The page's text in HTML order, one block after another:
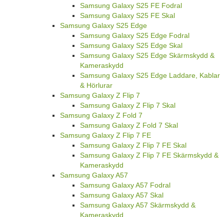
Samsung Galaxy S25 FE Fodral
Samsung Galaxy S25 FE Skal
Samsung Galaxy S25 Edge
Samsung Galaxy S25 Edge Fodral
Samsung Galaxy S25 Edge Skal
Samsung Galaxy S25 Edge Skärmskydd &
Kameraskydd
Samsung Galaxy S25 Edge Laddare, Kablar
& Hörlurar
Samsung Galaxy Z Flip 7
Samsung Galaxy Z Flip 7 Skal
Samsung Galaxy Z Fold 7
Samsung Galaxy Z Fold 7 Skal
Samsung Galaxy Z Flip 7 FE
Samsung Galaxy Z Flip 7 FE Skal
Samsung Galaxy Z Flip 7 FE Skärmskydd &
Kameraskydd
Samsung Galaxy A57
Samsung Galaxy A57 Fodral
Samsung Galaxy A57 Skal
Samsung Galaxy A57 Skärmskydd &
Kameraskydd